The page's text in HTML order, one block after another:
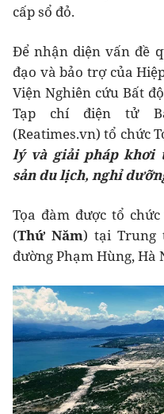
cấp sổ đỏ.
Để nhận diện vấn đề
đạo và bảo trợ của
Viện Nghiên cứu Bất
Tạp chí điện tử
(Reatimes.vn) tổ chức
lý và giải pháp khơi
sản du lịch, nghỉ
Tọa đàm được tổ chức
(Thứ Năm) tại Trung
đường Phạm Hùng, Hà